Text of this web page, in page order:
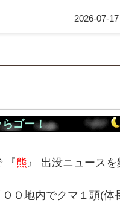
2026-07-
ゴー！
『熊 』 出没ニュース
Ｏ地内でクマ１頭(